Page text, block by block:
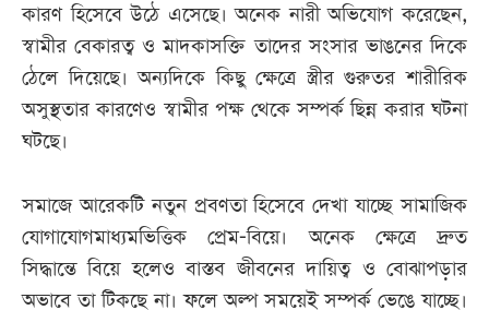
কারণ হিসেবে উঠে এসেছে। অনেক নারী অভিযোগ করেছেন,
স্বামীর বেকারত্ব ও মাদকাসক্তি তাদের সংসার ভাঙনের দিকে
ঠেলে দিয়েছে। অন্যদিকে কিছু ক্ষেত্রে স্ত্রীর গুরুতর শারীরিক
অসুস্থতার কারণেও স্বামীর পক্ষ থেকে সম্পর্ক ছিন্ন করার ঘটনা
ঘটছে।
সমাজে আরেকটি নতুন প্রবণতা হিসেবে দেখা যাচ্ছে সামাজিক
যোগাযোগমাধ্যমভিত্তিক প্রেম-বিয়ে। অনেক ক্ষেত্রে দ্রুত
সিদ্ধান্তে বিয়ে হলেও বাস্তব জীবনের দায়িত্ব ও বোঝাপড়ার
অভাবে তা টিকছে না। ফলে অল্প সময়েই সম্পর্ক ভেঙে যাচ্ছে।